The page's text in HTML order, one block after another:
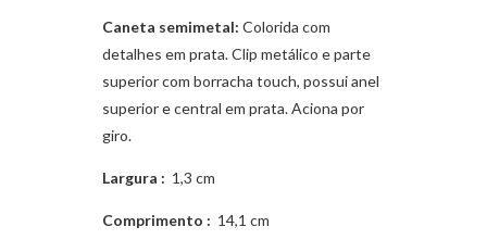
Caneta semimetal: Colorida com
detalhes em prata. Clip metálico e parte
superior com borracha touch, possui anel
superior e central em prata. Aciona por
giro.
Largura : 1,3 cm
Comprimento : 14,1 cm